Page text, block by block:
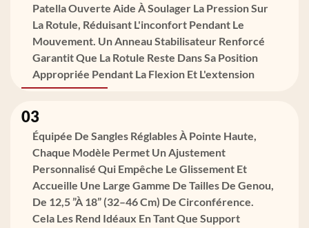
Patella Ouverte Aide À Soulager La Pression Sur
La Rotule, Réduisant L'inconfort Pendant Le
Mouvement. Un Anneau Stabilisateur Renforcé
Garantit Que La Rotule Reste Dans Sa Position
Appropriée Pendant La Flexion Et L'extension
03
Équipée De Sangles Réglables À Pointe Haute,
Chaque Modèle Permet Un Ajustement
Personnalisé Qui Empêche Le Glissement Et
Accueille Une Large Gamme De Tailles De Genou,
De 12,5 ”à 18” (32–46 Cm) De Circonférence.
Cela Les Rend Idéaux En Tant Que Support